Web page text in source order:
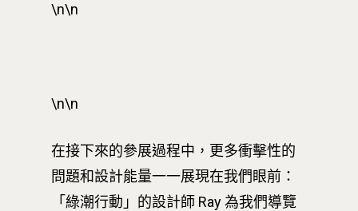
\n\n
\n\n
在接下來的參展過程中，更多衝擊性的
問題和設計能量一一展現在我們眼前：
「綠潮行動」的設計師 Ray 為我們導覽